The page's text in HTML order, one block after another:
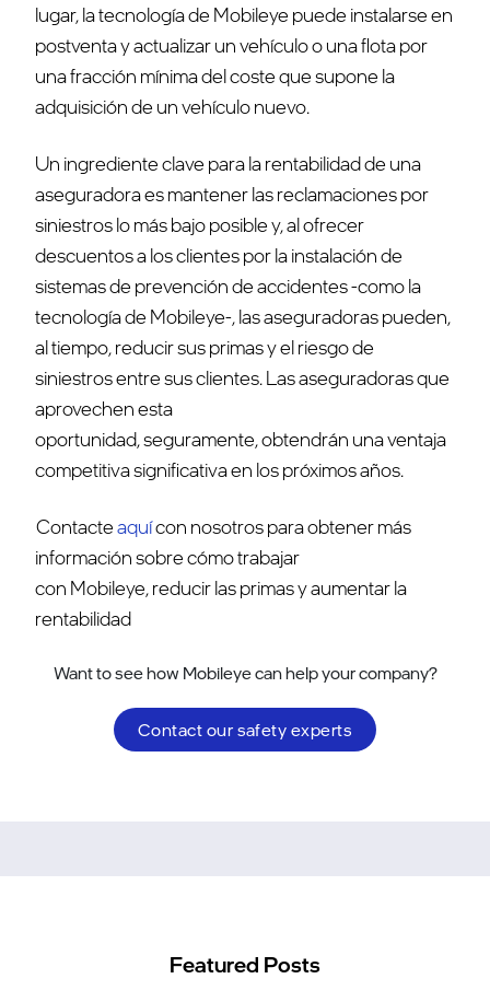
lugar, la tecnología de Mobileye puede instalarse en
postventa y actualizar un vehículo o una flota por
una fracción mínima del coste que supone la
adquisición de un vehículo nuevo.
Un ingrediente clave para la rentabilidad de una
aseguradora es mantener las reclamaciones por
siniestros lo más bajo posible y, al ofrecer
descuentos a los clientes por la instalación de
sistemas de prevención de accidentes -como la
tecnología de Mobileye-, las aseguradoras pueden,
al tiempo, reducir sus primas y el riesgo de
siniestros entre sus clientes. Las aseguradoras que
aprovechen esta
oportunidad, seguramente, obtendrán una ventaja
competitiva significativa en los próximos años.
Contacteaquícon nosotros para obtener más
información sobre cómo trabajar
con Mobileye, reducir las primas y aumentar la
rentabilidad
Want to see how Mobileye can help your company?
Contact our safety experts
Featured Posts